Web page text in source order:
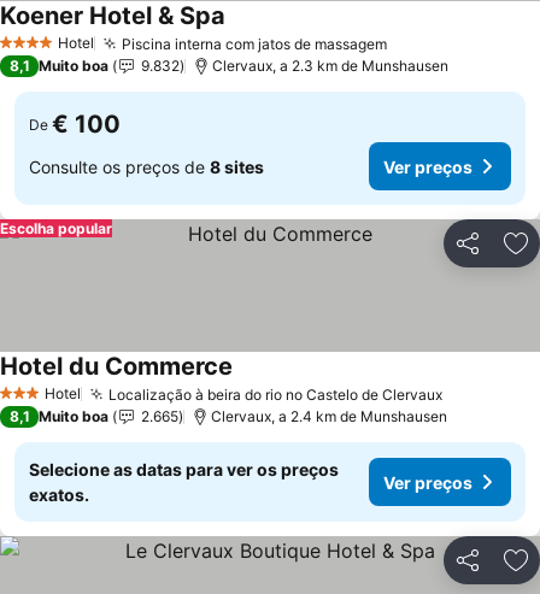
4 EstrelasHotel Piscina interna com jatos de massagem
Koener Hotel & Spa
8,1 Muito boa 9.832 Clervaux, a 2.3 km de Munshausen
De € 100
Consulte os preços de 8 sites Ver preços
Partilhar
Escolha popular
3 EstrelasHotel Localização à beira do rio no Castelo de Clervaux
Hotel du Commerce
8,1 Muito boa 2.665 Clervaux, a 2.4 km de Munshausen
Selecione as datas para ver os preços
exatos.
Ver preços
Partilhar